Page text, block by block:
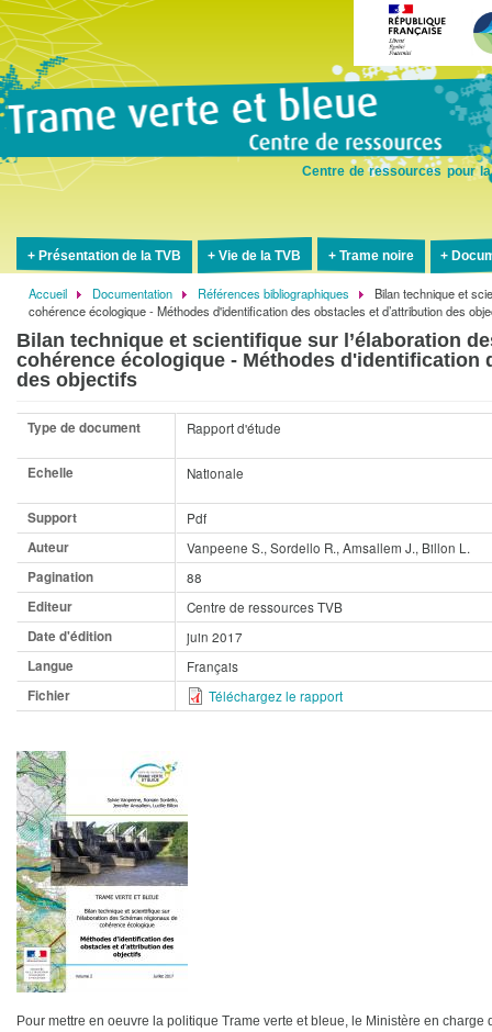
Centre de ressources pour
Présentation de la TVB Vie de la TVB Trame noire
Fil
d'Ariane
Accueil Documentation Références bibliographiques
Bilan technique et
cohérence écologique - Méthodes d'identification des obstacles et d’attribution des
Bilan technique et scientifique sur l’élaboration
cohérence écologique - Méthodes d'identification
des objectifs
Type de document Rapport d'étude
Echelle Nationale
Support
Pdf
Auteur
Vanpeene S., Sordello R., Amsallem J., Billon L.
Pagination
88
Editeur
Centre de ressources TVB
Date d'édition
juin 2017
Langue
Français
Fichier
Téléchargez le rapport
Pour mettre en oeuvre la politique Trame verte et bleue, le Ministère en charge